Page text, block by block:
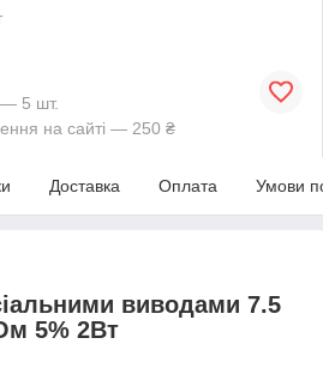
— 5 шт.
на сайті — 250 ₴
Доставка Оплата Умови
виводами 7.5
5% 2Вт